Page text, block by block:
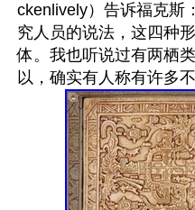
ckenlively）告诉福克斯
究人员的说法，这四种
体。我也听说过有两栖